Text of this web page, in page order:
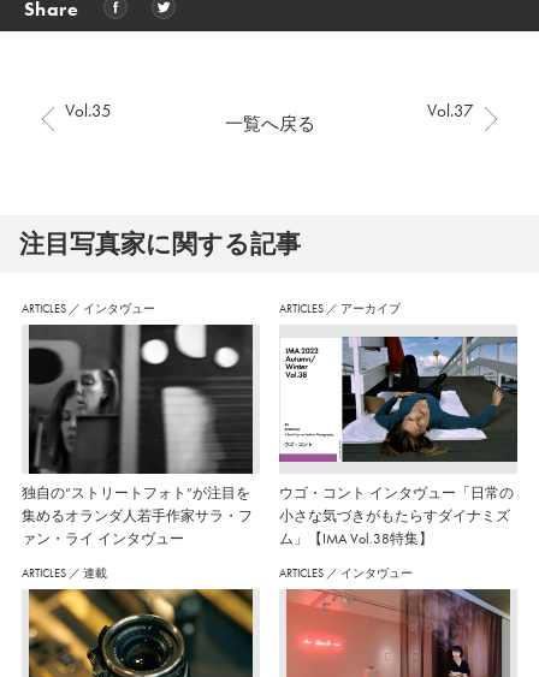
Share
Vol.35 Vol.37
一覧へ戻る
注⽬写真家に関する記事
ARTICLES ／ インタヴュー
独自の“ストリートフォト”が注目を
集めるオランダ人若手作家サラ・フ
ァン・ライ インタヴュー
ARTICLES ／ アーカイブ
ウゴ・コント インタヴュー「日常の
小さな気づきがもたらすダイナミズ
ム」【IMA Vol.38特集】
ARTICLES ／ 連載 ARTICLES ／ インタヴュー